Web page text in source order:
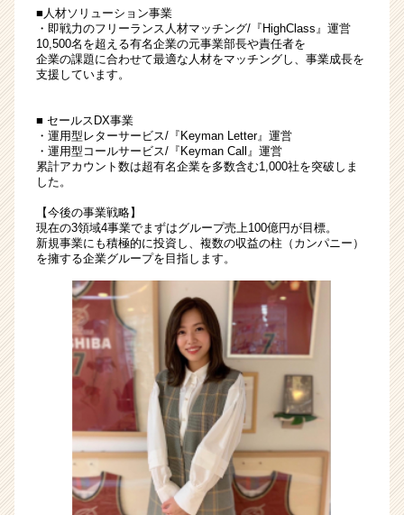
長
企
業
か
ウ
ト
就
活
ャ
リ
（CheerCareer）
■人材ソリューション事業
・即戦力のフリーランス人材マッチング/『HighClass』運営
10,500名を超える有名企業の元事業部長や責任者を
企業の課題に合わせて最適な人材をマッチングし、事業成長を
支援しています。
■ セールスDX事業
・運用型レターサービス/『Keyman Letter』運営
・運用型コールサービス/『Keyman Call』運営
累計アカウント数は超有名企業を多数含む1,000社を突破しま
した。
【今後の事業戦略】
現在の3領域4事業でまずはグループ売上100億円が目標。
新規事業にも積極的に投資し、複数の収益の柱（カンパニー）
を擁する企業グループを目指します。